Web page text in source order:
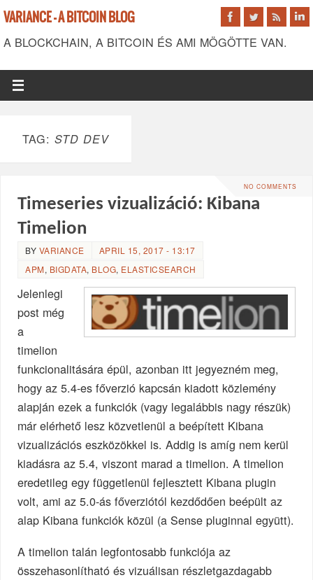
VARIANCE - A BITCOIN BLOG
A BLOCKCHAIN, A BITCOIN ÉS AMI MÖGÖTTE VAN.
TAG: STD DEV
NO COMMENTS
Timeseries vizualizáció: Kibana
Timelion
BY VARIANCE
APRIL 15, 2017 - 13:17
APM, BIGDATA, BLOG, ELASTICSEARCH
Jelenlegi
post még
a
timelion
funkcionalitására épül, azonban itt jegyezném meg,
hogy az 5.4-es főverzió kapcsán kiadott közlemény
alapján ezek a funkciók (vagy legalábbis nagy részük)
már elérhető lesz közvetlenül a beépített Kibana
vizualizációs eszközökkel is. Addig is amíg nem kerül
kiadásra az 5.4, viszont marad a timelion. A timelion
eredetileg egy függetlenül fejlesztett Kibana plugin
volt, ami az 5.0-ás főverziótól kezdődően beépült az
alap Kibana funkciók közül (a Sense pluginnal együtt).
A timelion talán legfontosabb funkciója az
összehasonlítható és vizuálisan részletgazdagabb